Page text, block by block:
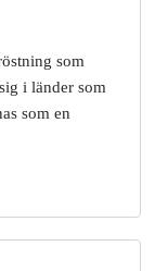
som
i länder som
som en